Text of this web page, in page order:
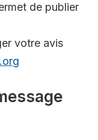
de publier
votre avis